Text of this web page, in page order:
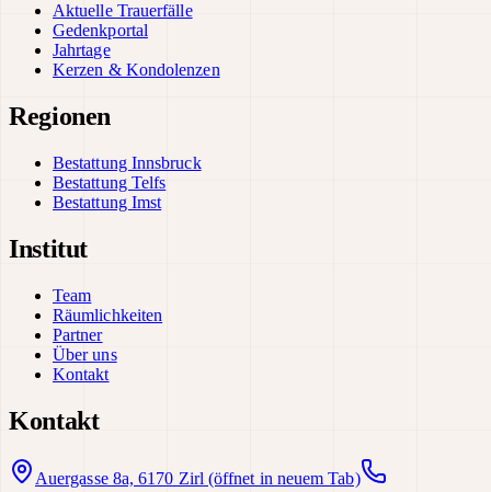
Aktuelle Trauerfälle
Gedenkportal
Jahrtage
Kerzen & Kondolenzen
Regionen
Bestattung Innsbruck
Bestattung Telfs
Bestattung Imst
Institut
Team
Räumlichkeiten
Partner
Über uns
Kontakt
Kontakt
Auergasse 8a, 6170 Zirl (öffnet in neuem Tab)